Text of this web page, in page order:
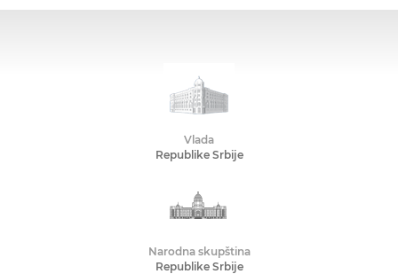
Vlada
Republike Srbije
Narodna skupština
Republike Srbije